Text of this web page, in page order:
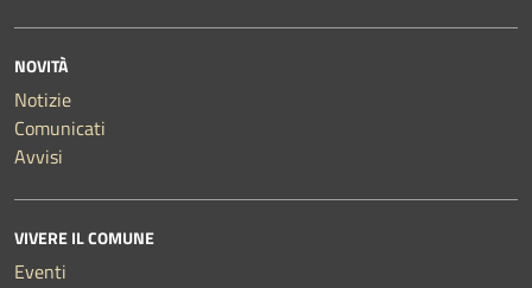
NOVITÀ
Notizie
Comunicati
Avvisi
VIVERE IL COMUNE
Eventi